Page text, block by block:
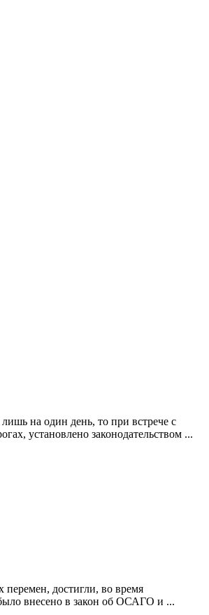
на один день, то при встрече с
установлено законодательством ...
перемен, достигли, во время
внесено в закон об ОСАГО и ...